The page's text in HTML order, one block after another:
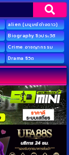
alien (มนุษย์ต่างดาว)
Biography ชีวประวัติ
Crime อาชญากรรม
Drama ชีวิต